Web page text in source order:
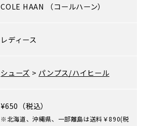
COLE HAAN （コールハーン）
レディース
シューズ > パンプス/ハイヒール
¥650（税込）
※北海道、沖縄県、一部離島は送料￥890(税